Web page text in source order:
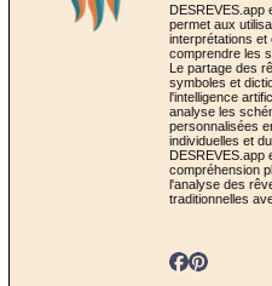
DESREVES.app
permet aux
interprétations
comprendre les
Le partage des
symboles et
l'intelligence
analyse les
personnalisées
individuelles et
DESREVES.app
compréhension
l'analyse des
traditionnelles